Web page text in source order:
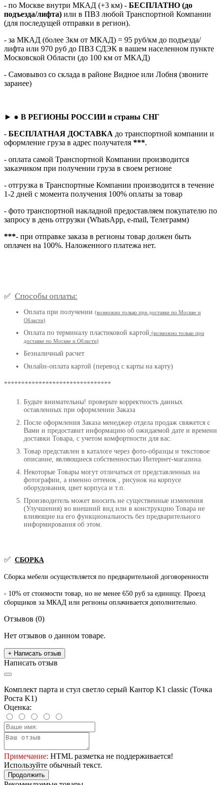
- по Москве внутри МКАД (+3 км) - БЕСПЛАТНО (до
подъезда/лифта) или в ПВЗ любой Транспортной Компании
(для последущей отправки в регион).
- за МКАД (более 3км от МКАД) = 95 руб/км до подъезда/
лифта или 970 руб до ПВЗ СДЭК в вашем населенном пункте
Московской Области (до 100 км от МКАД)
- Самовывоз со склада в районе Видное или Лобня (звоните
заранее)
► ● В РЕГИОНЫ РОССИИ и страны СНГ
- БЕСПЛАТНАЯ ДОСТАВКА до транспортной компании и
оформление груза в адрес получателя ***.
- оплата самой Транспортной Компании производится
заказчиком при получении груза в своем регионе
- отгрузка в Транспортные Компании производится в течение
1-2 дней с момента получения 100% оплаты за товар
- фото транспортной накладной предоставляем покупателю по
запросу в день отгрузки (WhatsApp, e-mail, Телеграмм)
***- при отправке заказа в регионы товар должен быть
оплачен на 100%. Наложенного платежа нет.
✅ Способы оплаты:
Оплата при получении (возможно только при доставке по Москве и
Области)
Оплата по терминалу пластиковой картой (возможно только при
доставке по Москве и Области)
Безналичный расчет
Онлайн-оплата картой (перевод с карты на карту)
*******************************
Будьте внимательны! проверьте корректность данных
оставленных при оформлении Заказа
После оформления Заказа менеджер отдела продаж свяжется с
Вами и предоставит информацию об ожидаемой дате и времени
доставки Товара, с учетом комфортности для вас.
Товар представлен в каталоге через фото-образцы и текстовое
описание, являющиеся собственностью Интернет-магазина.
Некоторые Товары могут отличаться от представленных на
фотографии, а именно оттенок , рисунок на корпусе
оборудования, цвет корпуса и т.п.
Производитель может вносить не существенные изменения
(Улучшения) во внешний вид или в конструкцию Товара не
влияющие на его функциональность без предварительного
информирования об этом.
✅ СБОРКА
Сборка мебели осуществляется по предварительной договоренности
- 10% от стоимости товар, но не менее 650 руб за единицу. Проезд
сборщиков за МКАД или регионы оплачивается дополнительно.
Отзывов (0)
Нет отзывов о данном товаре.
+ Написать отзыв
Написать отзыв
Комплект парта и стул светло серый Кантор K1 classic (Точка
Роста K1)
Оценка:
Примечание: HTML разметка не поддерживается!
Используйте обычный текст.
Продолжить